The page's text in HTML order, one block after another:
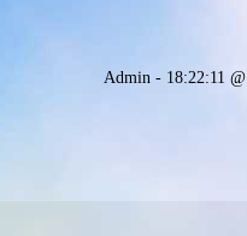
Admin - 18:22:11 @